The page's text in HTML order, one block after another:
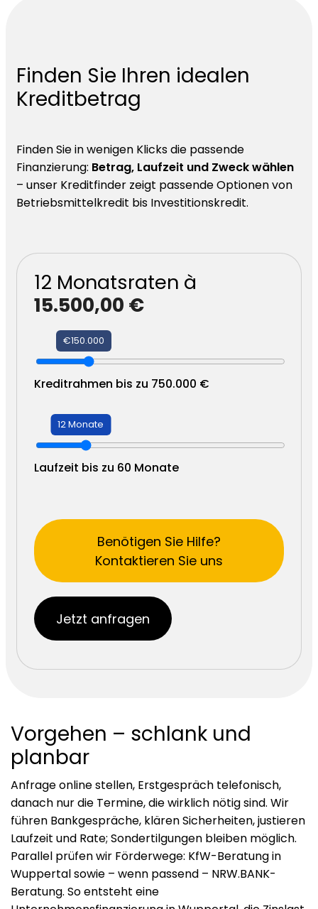
Finden Sie Ihren idealen
Kreditbetrag
Finden Sie in wenigen Klicks die passende
Finanzierung: Betrag, Laufzeit und Zweck wählen
– unser Kreditfinder zeigt passende Optionen von
Betriebsmittelkredit bis Investitionskredit.
12 Monatsraten à
15.500,00 €
€150.000
Kreditrahmen bis zu 750.000 €
12 Monate
Laufzeit bis zu 60 Monate
Benötigen Sie Hilfe?
Kontaktieren Sie uns
Jetzt anfragen
Vorgehen – schlank und
planbar
Anfrage online stellen, Erstgespräch telefonisch,
danach nur die Termine, die wirklich nötig sind. Wir
führen Bankgespräche, klären Sicherheiten, justieren
Laufzeit und Rate; Sondertilgungen bleiben möglich.
Parallel prüfen wir Förderwege: KfW-Beratung in
Wuppertal sowie – wenn passend – NRW.BANK-
Beratung. So entsteht eine